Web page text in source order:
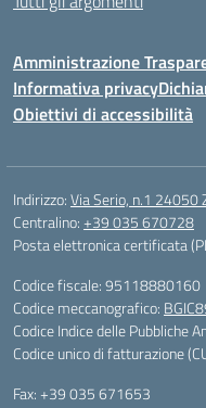
Amministrazione
Informativa privacy
Obiettivi di accessibilità
Indirizzo:Via Serio, n.1 24050
Centralino:+39 035 670728
Posta elettronica certificata
Codice fiscale: 95118880160
Codice meccanografico:
Codice Indice delle Pubbliche
Codice unico di fatturazione
Fax: +39 035 671653